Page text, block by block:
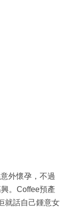
外懷孕，不過
。Coffee預產
就話自己鍾意女